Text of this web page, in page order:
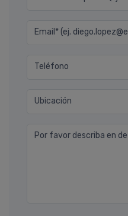
Email* (ej.
Teléfono
Ubicación
Por favor describa en